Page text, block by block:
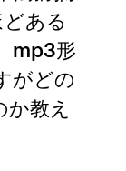
ある
mp3形
がどの
教え